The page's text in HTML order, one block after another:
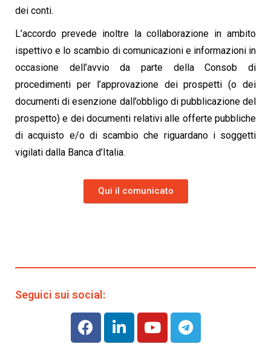
dei conti.
L’accordo prevede inoltre la collaborazione in ambito
ispettivo e lo scambio di comunicazioni e informazioni in
occasione dell’avvio da parte della Consob di
procedimenti per l’approvazione dei prospetti (o dei
documenti di esenzione dall’obbligo di pubblicazione del
prospetto) e dei documenti relativi alle offerte pubbliche
di acquisto e/o di scambio che riguardano i soggetti
vigilati dalla Banca d’Italia.
Qui il comunicato
Seguici sui social: